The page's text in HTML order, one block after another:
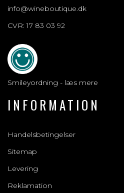
info@wineboutique.dk
CVR: 17 83 03 92
Smileyordning - læs mere
INFORMATION
Handelsbetingelser
Sitemap
Levering
Reklamation